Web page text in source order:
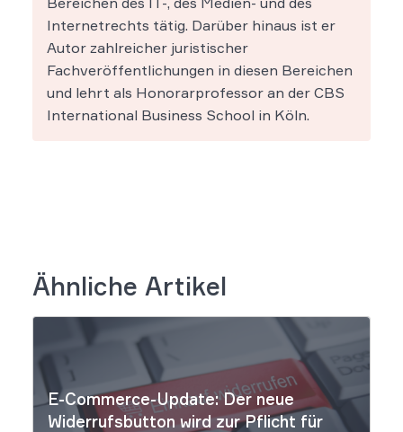
Internetrechts tätig. Darüber hinaus ist er
Autor zahlreicher juristischer
Fachveröffentlichungen in diesen Bereichen
und lehrt als Honorarprofessor an der CBS
International Business School in Köln.
Ähnliche Artikel
E-Commerce-Update: Der neue
Widerrufsbutton wird zur Pflicht für